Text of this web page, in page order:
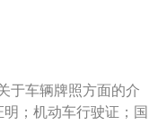
发放的临时车辆行驶
号牌、试验用临时号
于车辆牌照方面的介
；机动车行驶证；国